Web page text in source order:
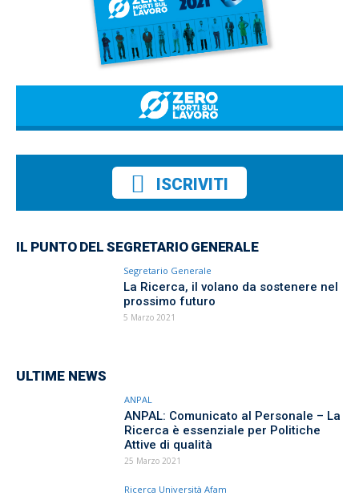
ISCRIVITI
IL PUNTO DEL SEGRETARIO GENERALE
Segretario Generale
La Ricerca, il volano da sostenere nel
prossimo futuro
5 Marzo 2021
ULTIME NEWS
ANPAL
ANPAL: Comunicato al Personale – La
Ricerca è essenziale per Politiche
Attive di qualità
25 Marzo 2021
Ricerca Università Afam